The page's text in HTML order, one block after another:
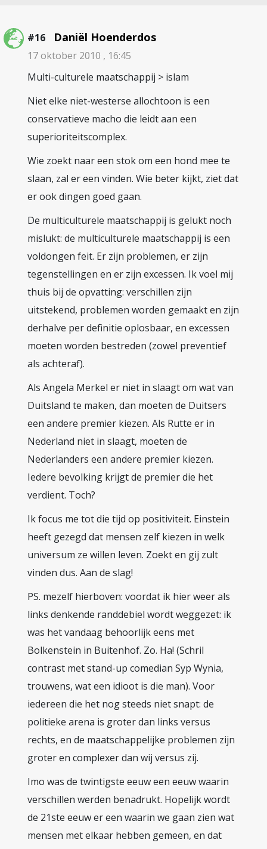
#16 Daniël Hoenderdos
17 oktober 2010 , 16:45
Multi-culturele maatschappij > islam
Niet elke niet-westerse allochtoon is een
conservatieve macho die leidt aan een
superioriteitscomplex.
Wie zoekt naar een stok om een hond mee te
slaan, zal er een vinden. Wie beter kijkt, ziet dat
er ook dingen goed gaan.
De multiculturele maatschappij is gelukt noch
mislukt: de multiculturele maatschappij is een
voldongen feit. Er zijn problemen, er zijn
tegenstellingen en er zijn excessen. Ik voel mij
thuis bij de opvatting: verschillen zijn
uitstekend, problemen worden gemaakt en zijn
derhalve per definitie oplosbaar, en excessen
moeten worden bestreden (zowel preventief
als achteraf).
Als Angela Merkel er niet in slaagt om wat van
Duitsland te maken, dan moeten de Duitsers
een andere premier kiezen. Als Rutte er in
Nederland niet in slaagt, moeten de
Nederlanders een andere premier kiezen.
Iedere bevolking krijgt de premier die het
verdient. Toch?
Ik focus me tot die tijd op positiviteit. Einstein
heeft gezegd dat mensen zelf kiezen in welk
universum ze willen leven. Zoekt en gij zult
vinden dus. Aan de slag!
PS. mezelf hierboven: voordat ik hier weer als
links denkende randdebiel wordt weggezet: ik
was het vandaag behoorlijk eens met
Bolkenstein in Buitenhof. Zo. Ha! (Schril
contrast met stand-up comedian Syp Wynia,
trouwens, wat een idioot is die man). Voor
iedereen die het nog steeds niet snapt: de
politieke arena is groter dan links versus
rechts, en de maatschappelijke problemen zijn
groter en complexer dan wij versus zij.
Imo was de twintigste eeuw een eeuw waarin
verschillen werden benadrukt. Hopelijk wordt
de 21ste eeuw er een waarin we gaan zien wat
mensen met elkaar hebben gemeen, en dat